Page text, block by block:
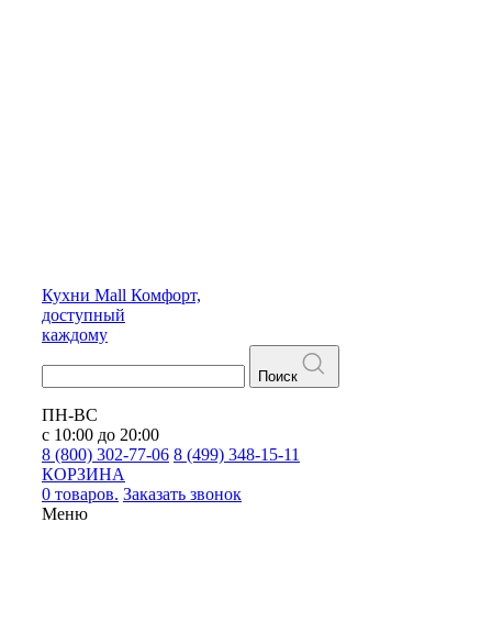
Кухни Mall Комфорт,
доступный
каждому
Поиск
ПН-ВС
с 10:00 до 20:00
8 (800) 302-77-06 8 (499) 348-15-11
КОРЗИНА
0 товаров. Заказать звонок
Меню